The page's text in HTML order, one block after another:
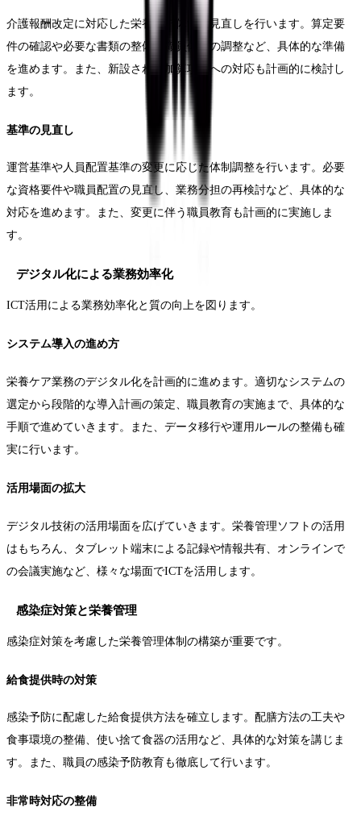
介護報酬改定に対応した栄養ケア体制の見直しを行います。算定要
件の確認や必要な書類の整備、職員体制の調整など、具体的な準備
を進めます。また、新設される加算項目への対応も計画的に検討し
ます。
基準の見直し
運営基準や人員配置基準の変更に応じた体制調整を行います。必要
な資格要件や職員配置の見直し、業務分担の再検討など、具体的な
対応を進めます。また、変更に伴う職員教育も計画的に実施しま
す。
デジタル化による業務効率化
ICT活用による業務効率化と質の向上を図ります。
システム導入の進め方
栄養ケア業務のデジタル化を計画的に進めます。適切なシステムの
選定から段階的な導入計画の策定、職員教育の実施まで、具体的な
手順で進めていきます。また、データ移行や運用ルールの整備も確
実に行います。
活用場面の拡大
デジタル技術の活用場面を広げていきます。栄養管理ソフトの活用
はもちろん、タブレット端末による記録や情報共有、オンラインで
の会議実施など、様々な場面でICTを活用します。
感染症対策と栄養管理
感染症対策を考慮した栄養管理体制の構築が重要です。
給食提供時の対策
感染予防に配慮した給食提供方法を確立します。配膳方法の工夫や
食事環境の整備、使い捨て食器の活用など、具体的な対策を講じま
す。また、職員の感染予防教育も徹底して行います。
非常時対応の整備